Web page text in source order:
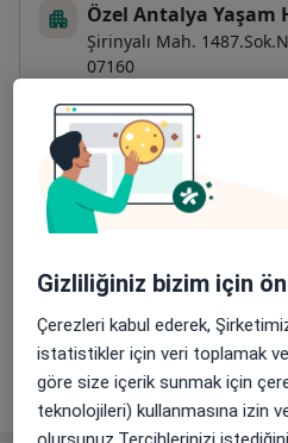
Özel Antalya Yaşam
Şirinyalı Mah.
07160
Uygunluk
Bu adres için online
Ödeme yöntemleri
Bu adreste kabul edilen
Tümünü
Gizliliğiniz bizim için
Çerezleri kabul ederek,
istatistikler için veri toplamak ve
göre size içerik sunmak için
teknolojileri) kullanmasına izin